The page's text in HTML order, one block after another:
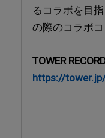
るコラボを目
の際のコラボ
TOWER
https://